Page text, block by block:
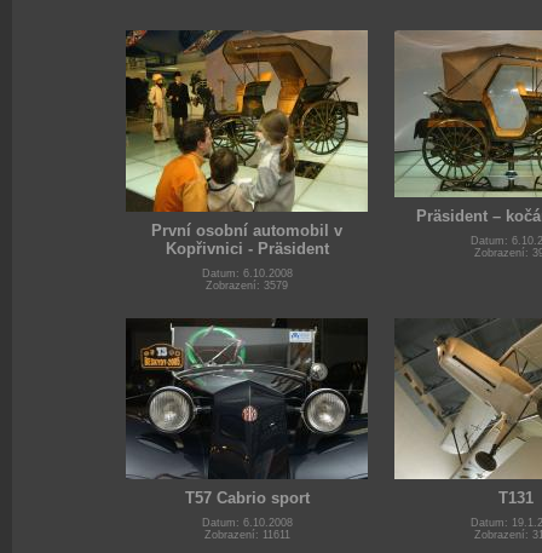
První osobní automobil v
Kopřivnici - Präsident
Datum: 6.10.2008
Zobrazení: 3579
Präsident –
Datum:
Zobrazení:
T57 Cabrio sport
Datum: 6.10.2008
Zobrazení: 11611
T131
Datum:
Zobrazení: